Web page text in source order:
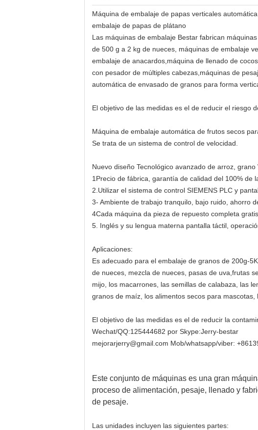
Máquina de embalaje de papas verticales
embalaje de papas de plátano
Las máquinas de embalaje Bestar fabrican
de 500 g a 2 kg de nueces, máquinas de embalaje
embalaje de anacardos,máquina de llenado de
con pesador de múltiples cabezas,máquinas de
automática de envasado de granos para forma
El objetivo de las medidas es el de reducir el riesgo
Máquina de embalaje automática de frutos secos
Se trata de un sistema de control de velocidad.
Nuevo diseño Tecnológico avanzado de arroz,
1Precio de fábrica, garantía de calidad del 100% de
2.Utilizar el sistema de control SIEMENS PLC y
3- Ambiente de trabajo tranquilo, bajo ruido, ahorro
4Cada máquina da pieza de repuesto completa gratis.
5. Inglés y su lengua materna pantalla táctil,
Aplicaciones:
Es adecuado para el embalaje de granos de 200g-
de nueces, mezcla de nueces, pasas de uva,frutas
mijo, los macarrones, las semillas de calabaza, las
granos de maíz, los alimentos secos para mascotas,
El objetivo de las medidas es el de reducir la
Wechat/QQ:125444682 por Skype:Jerry-bestar
mejorarjerry@gmail.com Mob/whatsapp/viber:
Este conjunto de máquinas es una gran
proceso de alimentación, pesaje, llenado y
de pesaje.
Las unidades incluyen las siguientes partes: